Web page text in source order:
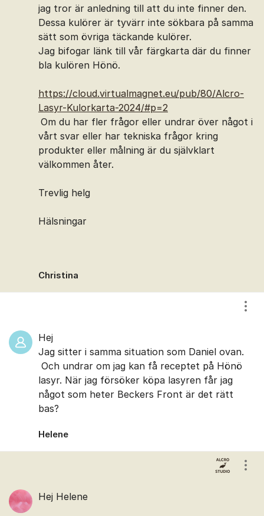
jag tror är anledning till att du inte finner den.
Dessa kulörer är tyvärr inte sökbara på samma
sätt som övriga täckande kulörer.
Jag bifogar länk till vår färgkarta där du finner
bla kulören Hönö.
https://cloud.virtualmagnet.eu/pub/80/Alcro-
Lasyr-Kulorkarta-2024/#p=2
Om du har fler frågor eller undrar över något i
vårt svar eller har tekniska frågor kring
produkter eller målning är du självklart
välkommen åter.
Trevlig helg
Hälsningar
Christina
Hej
Jag sitter i samma situation som Daniel ovan.
Och undrar om jag kan få receptet på Hönö
lasyr. När jag försöker köpa lasyren får jag
något som heter Beckers Front är det rätt
bas?
Helene
Hej Helene